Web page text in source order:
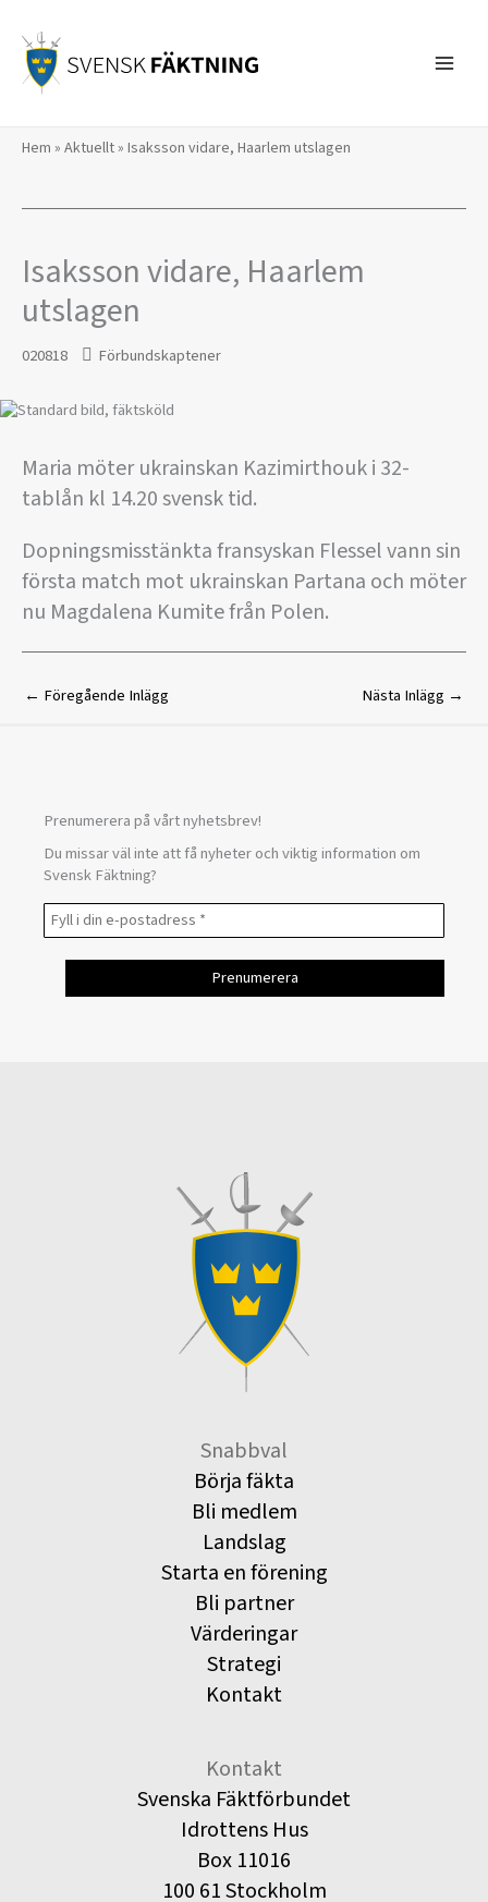
innehåll
Hem » Aktuellt» Isaksson vidare, Haarlem utslagen
Isaksson vidare, Haarlem
utslagen
020818 Förbundskaptener
Maria möter ukrainskan Kazimirthouk i 32-
tablån kl 14.20 svensk tid.
Dopningsmisstänkta fransyskan Flessel vann sin
första match mot ukrainskan Partana och möter
nu Magdalena Kumite från Polen.
← Föregående Inlägg Nästa Inlägg →
Prenumerera på vårt nyhetsbrev!
Du missar väl inte att få nyheter och viktig information om
Svensk Fäktning?
Snabbval
Börja fäkta
Bli medlem
Landslag
Starta en förening
Bli partner
Värderingar
Strategi
Kontakt
Kontakt
Svenska Fäktförbundet
Idrottens Hus
Box 11016
100 61 Stockholm